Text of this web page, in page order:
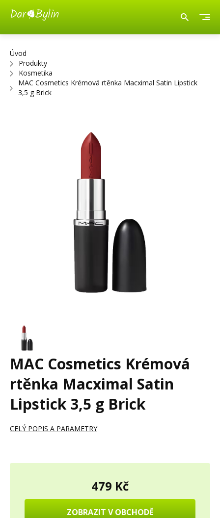
Úvod
Produkty
Kosmetika
MAC Cosmetics Krémová rtěnka Macximal Satin Lipstick
3,5 g Brick
MAC Cosmetics Krémová
rtěnka Macximal Satin
Lipstick 3,5 g Brick
CELÝ POPIS A PARAMETRY
479 Kč
ZOBRAZIT V OBCHODĚ